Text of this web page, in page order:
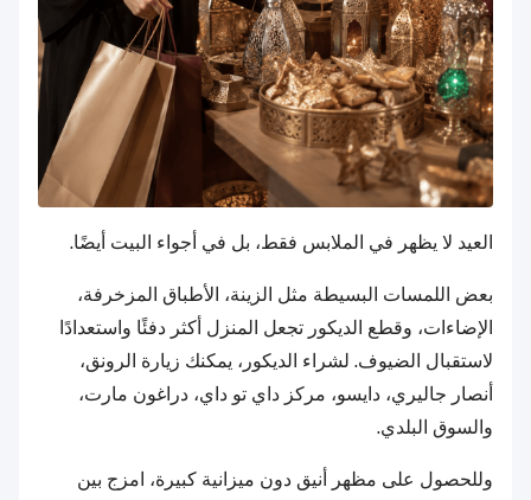
العيد لا يظهر في الملابس فقط، بل في أجواء البيت أيضًا.
بعض اللمسات البسيطة مثل الزينة، الأطباق المزخرفة،
الإضاءات، وقطع الديكور تجعل المنزل أكثر دفئًا واستعدادًا
لاستقبال الضيوف. لشراء الديكور، يمكنك زيارة الرونق،
أنصار جاليري، دايسو، مركز داي تو داي، دراغون مارت،
والسوق البلدي.
وللحصول على مظهر أنيق دون ميزانية كبيرة، امزج بين